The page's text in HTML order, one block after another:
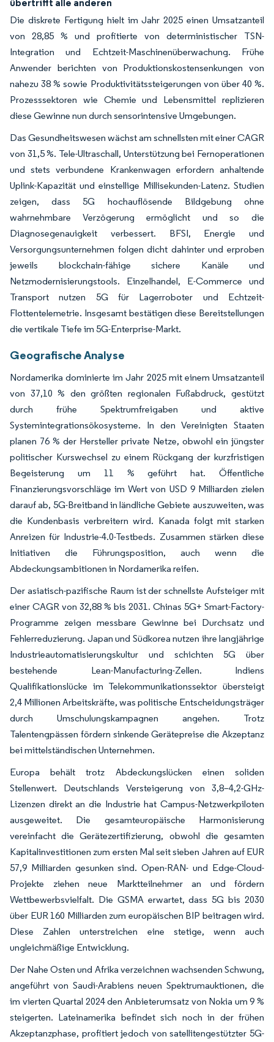
Die diskrete Fertigung hielt im Jahr 2025 einen Umsatzanteil
von 28,85 % und profitierte von deterministischer TSN-
Integration und Echtzeit-Maschinenüberwachung. Frühe
Anwender berichten von Produktionskostensenkungen von
nahezu 38 % sowie Produktivitätssteigerungen von über 40 %.
Prozesssektoren wie Chemie und Lebensmittel replizieren
diese Gewinne nun durch sensorintensive Umgebungen.
Das Gesundheitswesen wächst am schnellsten mit einer CAGR
von 31,5 %. Tele-Ultraschall, Unterstützung bei Fernoperationen
und stets verbundene Krankenwagen erfordern anhaltende
Uplink-Kapazität und einstellige Millisekunden-Latenz. Studien
zeigen, dass 5G hochauflösende Bildgebung ohne
wahrnehmbare Verzögerung ermöglicht und so die
Diagnosegenauigkeit verbessert. BFSI, Energie und
Versorgungsunternehmen folgen dicht dahinter und erproben
jeweils blockchain-fähige sichere Kanäle und
Netzmodernisierungstools. Einzelhandel, E-Commerce und
Transport nutzen 5G für Lagerroboter und Echtzeit-
Flottentelemetrie. Insgesamt bestätigen diese Bereitstellungen
die vertikale Tiefe im 5G-Enterprise-Markt.
Geografische Analyse
Nordamerika dominierte im Jahr 2025 mit einem Umsatzanteil
von 37,10 % den größten regionalen Fußabdruck, gestützt
durch frühe Spektrumfreigaben und aktive
Systemintegrationsökosysteme. In den Vereinigten Staaten
planen 76 % der Hersteller private Netze, obwohl ein jüngster
politischer Kurswechsel zu einem Rückgang der kurzfristigen
Begeisterung um 11 % geführt hat. Öffentliche
Finanzierungsvorschläge im Wert von USD 9 Milliarden zielen
darauf ab, 5G-Breitband in ländliche Gebiete auszuweiten, was
die Kundenbasis verbreitern wird. Kanada folgt mit starken
Anreizen für Industrie-4.0-Testbeds. Zusammen stärken diese
Initiativen die Führungsposition, auch wenn die
Abdeckungsambitionen in Nordamerika reifen.
Der asiatisch-pazifische Raum ist der schnellste Aufsteiger mit
einer CAGR von 32,88 % bis 2031. Chinas 5G+ Smart-Factory-
Programme zeigen messbare Gewinne bei Durchsatz und
Fehlerreduzierung. Japan und Südkorea nutzen ihre langjährige
Industrieautomatisierungskultur und schichten 5G über
bestehende Lean-Manufacturing-Zellen. Indiens
Qualifikationslücke im Telekommunikationssektor übersteigt
2,4 Millionen Arbeitskräfte, was politische Entscheidungsträger
durch Umschulungskampagnen angehen. Trotz
Talentengpässen fördern sinkende Gerätepreise die Akzeptanz
bei mittelständischen Unternehmen.
Europa behält trotz Abdeckungslücken einen soliden
Stellenwert. Deutschlands Versteigerung von 3,8–4,2-GHz-
Lizenzen direkt an die Industrie hat Campus-Netzwerkpiloten
ausgeweitet. Die gesamteuropäische Harmonisierung
vereinfacht die Gerätezertifizierung, obwohl die gesamten
Kapitalinvestitionen zum ersten Mal seit sieben Jahren auf EUR
57,9 Milliarden gesunken sind. Open-RAN- und Edge-Cloud-
Projekte ziehen neue Marktteilnehmer an und fördern
Wettbewerbsvielfalt. Die GSMA erwartet, dass 5G bis 2030
über EUR 160 Milliarden zum europäischen BIP beitragen wird.
Diese Zahlen unterstreichen eine stetige, wenn auch
ungleichmäßige Entwicklung.
Der Nahe Osten und Afrika verzeichnen wachsenden Schwung,
angeführt von Saudi-Arabiens neuen Spektrumauktionen, die
im vierten Quartal 2024 den Anbieterumsatz von Nokia um 9 %
steigerten. Lateinamerika befindet sich noch in der frühen
Akzeptanzphase, profitiert jedoch von satellitengestützter 5G-